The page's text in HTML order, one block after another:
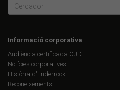
Informació corporativa
Audiència certificada OJD
Notícies corporatives
Història d'Enderrock
Reconeixements